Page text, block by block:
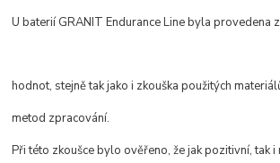
U baterií GRANIT Endurance Line byla provedena
hodnot, stejně tak jako i zkouška použitých
metod zpracování.
Při této zkoušce bylo ověřeno, že jak pozitivní, tak i